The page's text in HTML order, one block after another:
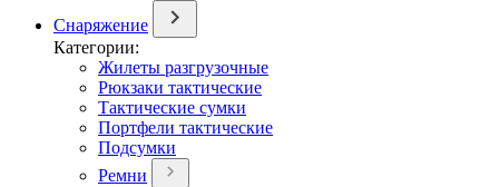
Снаряжение
Категории:
Жилеты разгрузочные
Рюкзаки тактические
Тактические сумки
Портфели тактические
Подсумки
Ремни